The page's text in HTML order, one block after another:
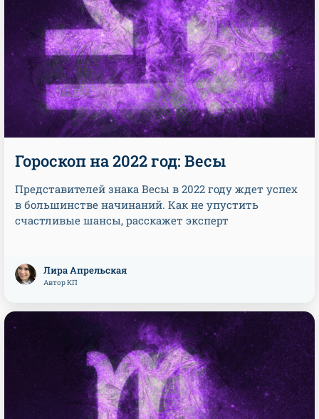
Гороскоп на 2022 год: Весы
Представителей знака Весы в 2022 году ждет успех
в большинстве начинаний. Как не упустить
счастливые шансы, расскажет эксперт
Лира Апрельская
Автор КП